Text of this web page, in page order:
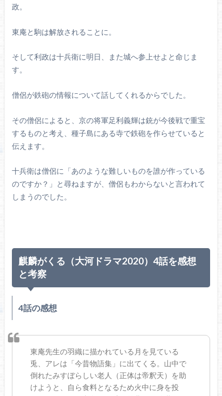
政。
東庵と駒は解放されることに。
そして利政は十兵衛に明日、また城へ参上せよと命じま
す。
僧侶が鉄砲の情報について話してくれるからでした。
その僧侶によると、京の将軍足利義輝は銃が今後戦で重宝
するものと考え、種子島にある寺で鉄砲を作らせていると
伝えます。
十兵衛は僧侶に「あのような難しいものを誰が作っている
のですか？」と尋ねますが、僧侶もわからないと言われて
しまうのでした。
麒麟がくる（大河ドラマ2020）4話を感想
と考察
4話の感想
東庵先生の羽織に描かれている月を見ている
兎、アレは「今昔物語集」に出てくる。山中で
倒れたみすぼらしい老人（正体は帝釈天）を助
けようと、自ら食料となるため火中に身を投